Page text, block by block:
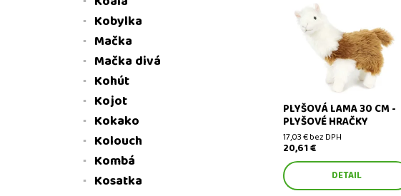
Plyšová lama 30 cm - plyšové
hračky
PLYŠOVÁ LAMA 30 CM -
PLYŠOVÉ HRAČKY
17,03 € bez DPH
20,61 €
DETAIL
Kobylka
Mačka
Mačka divá
Kohút
Kojot
Kokako
Kolouch
Kombá
Kosatka